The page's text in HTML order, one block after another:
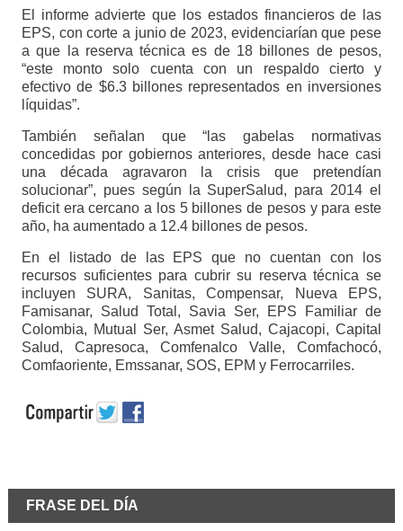
El informe advierte que los estados financieros de las
EPS, con corte a junio de 2023, evidenciarían que pese
a que la reserva técnica es de 18 billones de pesos,
“este monto solo cuenta con un respaldo cierto y
efectivo de $6.3 billones representados en inversiones
líquidas”.
También señalan que “las gabelas normativas
concedidas por gobiernos anteriores, desde hace casi
una década agravaron la crisis que pretendían
solucionar”, pues según la SuperSalud, para 2014 el
deficit era cercano a los 5 billones de pesos y para este
año, ha aumentado a 12.4 billones de pesos.
En el listado de las EPS que no cuentan con los
recursos suficientes para cubrir su reserva técnica se
incluyen SURA, Sanitas, Compensar, Nueva EPS,
Famisanar, Salud Total, Savia Ser, EPS Familiar de
Colombia, Mutual Ser, Asmet Salud, Cajacopi, Capital
Salud, Capresoca, Comfenalco Valle, Comfachocó,
Comfaoriente, Emssanar, SOS, EPM y Ferrocarriles.
FRASE DEL DÍA